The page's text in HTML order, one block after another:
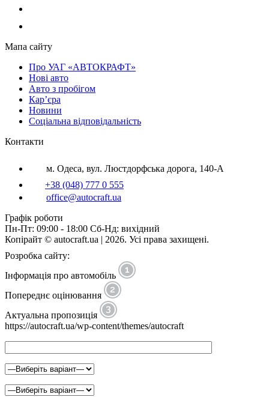
Мапа сайту
Про УАГ «АВТОКРАФТ»
Нові авто
Авто з пробігом
Кар’єра
Новини
Соціальна відповідальність
Контакти
м. Одеса, вул. Люстдорфська дорога, 140-А
+38 (048) 777 0 555
office@autocraft.ua
Графік роботи
Пн-Пт: 09:00 - 18:00 Сб-Нд: вихідний
Копірайт © autocraft.ua | 2026. Усі права захищені.
Розробка сайту:
Інформація про автомобіль
Попереднє оцінювання
Актуальна пропозиція
https://autocraft.ua/wp-content/themes/autocraft